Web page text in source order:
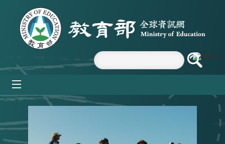
跳到主要內容區塊
:::